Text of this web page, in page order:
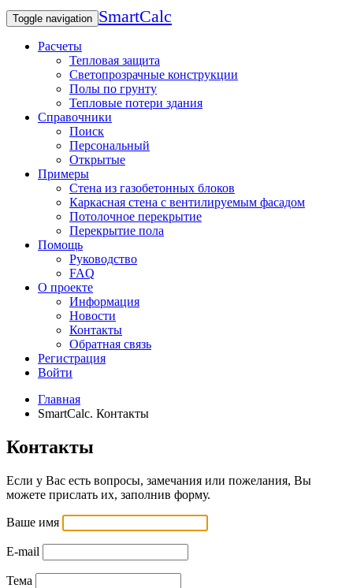
Toggle navigation SmartCalc
Расчеты
Тепловая защита
Светопрозрачные конструкции
Полы по грунту
Тепловые потери здания
Справочники
Поиск
Персональный
Открытые
Примеры
Стена из газобетонных блоков
Каркасная стена с вентилируемым фасадом
Потолочное перекрытие
Перекрытие пола
Помощь
Руководство
FAQ
О проекте
Информация
Новости
Контакты
Обратная связь
Регистрация
Войти
Главная
SmartCalc. Контакты
Контакты
Если у Вас есть вопросы, замечания или пожелания, Вы
можете прислать их, заполнив форму.
Ваше имя
E-mail
Тема